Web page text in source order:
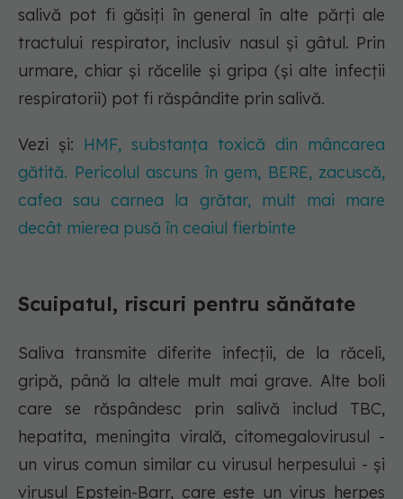
salivă pot fi găsiți în general în alte părți ale
tractului respirator, inclusiv nasul și gâtul. Prin
urmare, chiar și răcelile și gripa (și alte infecții
respiratorii) pot fi răspândite prin salivă.
Vezi și: HMF, substanța toxică din mâncarea
gătită. Pericolul ascuns în gem, BERE, zacuscă,
cafea sau carnea la grătar, mult mai mare
decât mierea pusă în ceaiul fierbinte
Scuipatul, riscuri pentru sănătate
Saliva transmite diferite infecții, de la răceli,
gripă, până la altele mult mai grave. Alte boli
care se răspândesc prin salivă includ TBC,
hepatita, meningita virală, citomegalovirusul -
un virus comun similar cu virusul herpesului - și
virusul Epstein-Barr, care este un virus herpes